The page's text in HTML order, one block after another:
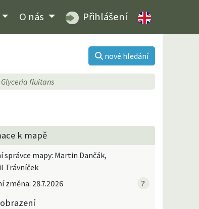
O nás Přihlášení
nové hledání
Glyceria fluitans
k mapě
správce mapy: Martin Dančák,
Trávníček
změna: 28.7.2026
?